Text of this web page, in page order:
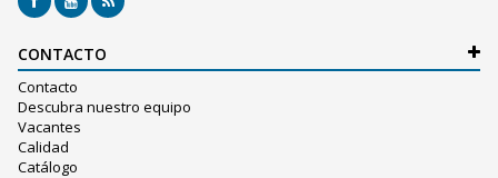
CONTACTO
Contacto
Descubra nuestro equipo
Vacantes
Calidad
Catálogo